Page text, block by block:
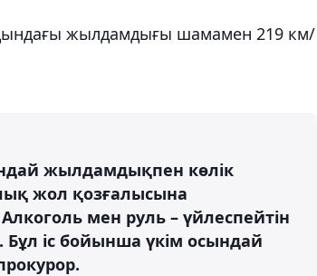
жылдамдығы шамамен 219 км/
жылдамдықпен көлік
жол қозғалысына
мен руль – үйлеспейтін
іс бойынша үкім осындай